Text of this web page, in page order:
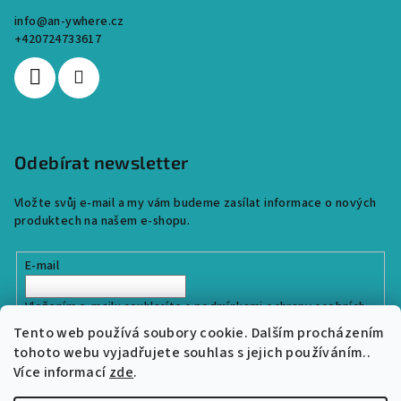
Tento web používá soubory cookie. Dalším procházením
tohoto webu vyjadřujete souhlas s jejich používáním..
Více informacízde.
info@an-ywhere.cz
+420724733617
Odebírat newsletter
Vložte svůj e-mail a my vám budeme zasílat informace o nových
produktech na našem e-shopu.
E-mail
Vložením e-mailu souhlasíte spodmínkami ochrany osobních
údajů
Přihlásit se